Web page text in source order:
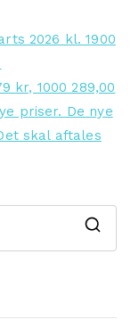
2026 kl. 1900
kr, 1000 289,00
priser. De nye
skal aftales